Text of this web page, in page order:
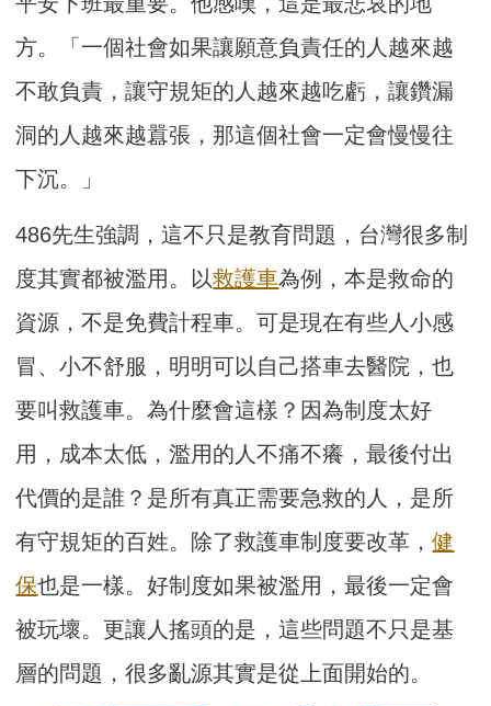
方。「一個社會如果讓願意負責任的人越來越
不敢負責，讓守規矩的人越來越吃虧，讓鑽漏
洞的人越來越囂張，那這個社會一定會慢慢往
下沉。」
486先生強調，這不只是教育問題，台灣很多制
度其實都被濫用。以救護車為例，本是救命的
資源，不是免費計程車。可是現在有些人小感
冒、小不舒服，明明可以自己搭車去醫院，也
要叫救護車。為什麼會這樣？因為制度太好
用，成本太低，濫用的人不痛不癢，最後付出
代價的是誰？是所有真正需要急救的人，是所
有守規矩的百姓。除了救護車制度要改革，健
保也是一樣。好制度如果被濫用，最後一定會
被玩壞。更讓人搖頭的是，這些問題不只是基
層的問題，很多亂源其實是從上面開始的。